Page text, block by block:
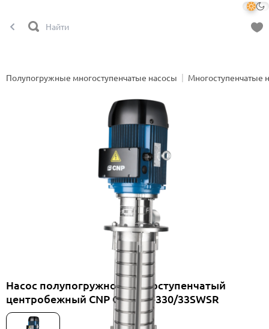
Полупогружные многоступенчатые насосы Многоступенчатые
Насос полупогружной многоступенчатый
центробежный CNP CDLKF3-330/33SWSR